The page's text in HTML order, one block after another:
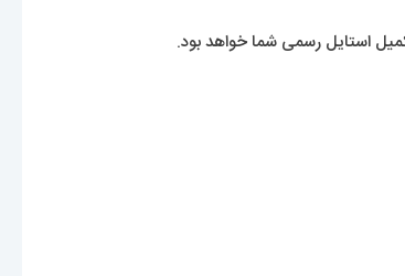
استایل رسمی شما خواهد بود.